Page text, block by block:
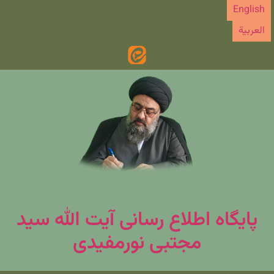
پرش
محتوا
English
العربیة
پایگاه اطلاع رسانی آیت الله سید
مجتبی نورمفیدی